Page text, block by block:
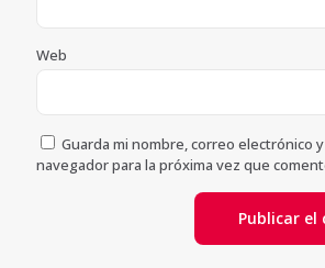
Web
Guarda mi nombre, correo electrónico
navegador para la próxima vez que